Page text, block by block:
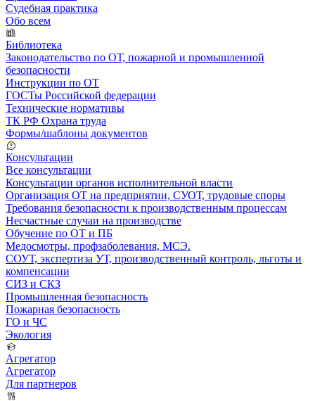
Судебная практика
Обо всем
Библиотека
Законодательство по ОТ, пожарной и промышленной
безопасности
Инструкции по ОТ
ГОСТы Российской федерации
Технические нормативы
ТК РФ Охрана труда
Формы/шаблоны документов
Консультации
Все консультации
Консультации органов исполнительной власти
Организация ОТ на предприятии, СУОТ, трудовые споры
Требования безопасности к производственным процессам
Несчастные случаи на производстве
Обучение по ОТ и ПБ
Медосмотры, профзаболевания, МСЭ.
СОУТ, экспертиза УТ, производственный контроль, льготы и
компенсации
СИЗ и СКЗ
Промышленная безопасность
Пожарная безопасность
ГО и ЧС
Экология
Агрегатор
Агрегатор
Для партнеров